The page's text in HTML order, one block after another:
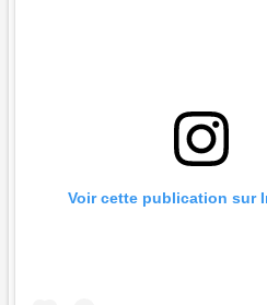
Voir cette publication sur